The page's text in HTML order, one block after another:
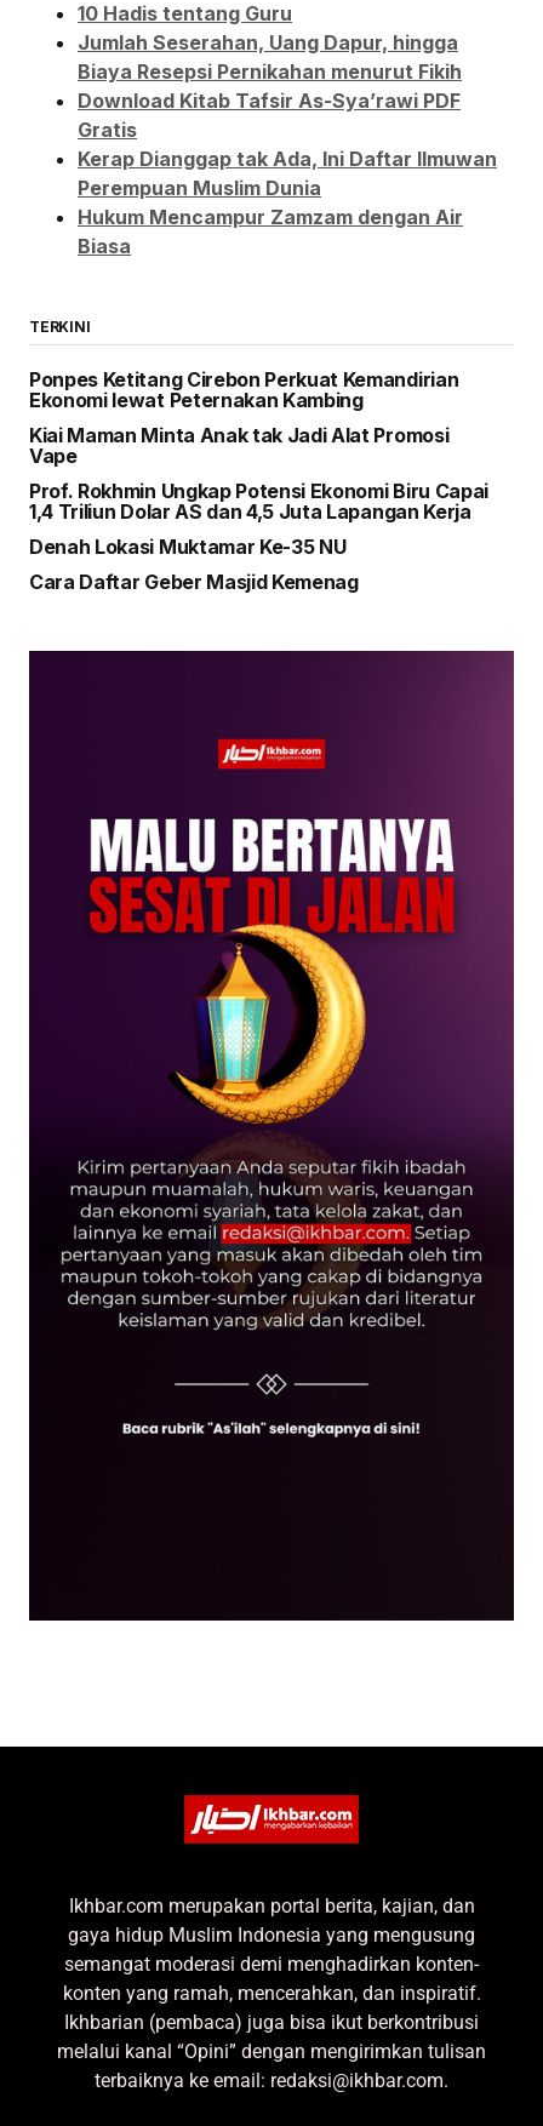
10 Hadis tentang Guru
Jumlah Seserahan, Uang Dapur, hingga
Biaya Resepsi Pernikahan menurut Fikih
Download Kitab Tafsir As-Sya’rawi PDF
Gratis
Kerap Dianggap tak Ada, Ini Daftar Ilmuwan
Perempuan Muslim Dunia
Hukum Mencampur Zamzam dengan Air
Biasa
TERKINI
Ponpes Ketitang Cirebon Perkuat Kemandirian
Ekonomi lewat Peternakan Kambing
Kiai Maman Minta Anak tak Jadi Alat Promosi
Vape
Prof. Rokhmin Ungkap Potensi Ekonomi Biru Capai
1,4 Triliun Dolar AS dan 4,5 Juta Lapangan Kerja
Denah Lokasi Muktamar Ke-35 NU
Cara Daftar Geber Masjid Kemenag
Ikhbar.com merupakan portal berita, kajian, dan
gaya hidup Muslim Indonesia yang mengusung
semangat moderasi demi menghadirkan konten-
konten yang ramah, mencerahkan, dan inspiratif.
Ikhbarian (pembaca) juga bisa ikut berkontribusi
melalui kanal “Opini” dengan mengirimkan tulisan
terbaiknya ke email: redaksi@ikhbar.com.